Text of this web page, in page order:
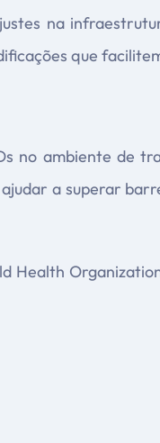
na
que
no ambiente de
a superar